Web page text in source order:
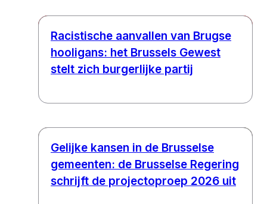
Racistische aanvallen van Brugse
hooligans: het Brussels Gewest
stelt zich burgerlijke partij
Gelijke kansen in de Brusselse
gemeenten: de Brusselse Regering
schrijft de projectoproep 2026 uit